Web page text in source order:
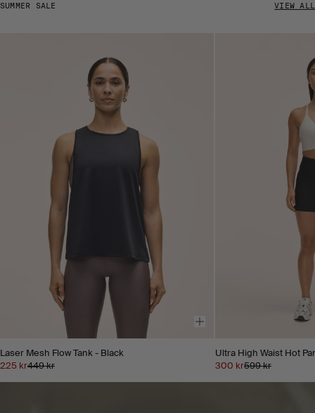
SUMMER SALE VIEW ALL
Laser Mesh Flow Tank - Black
225 kr449 kr
Ultra High Waist Hot
300 kr599 kr